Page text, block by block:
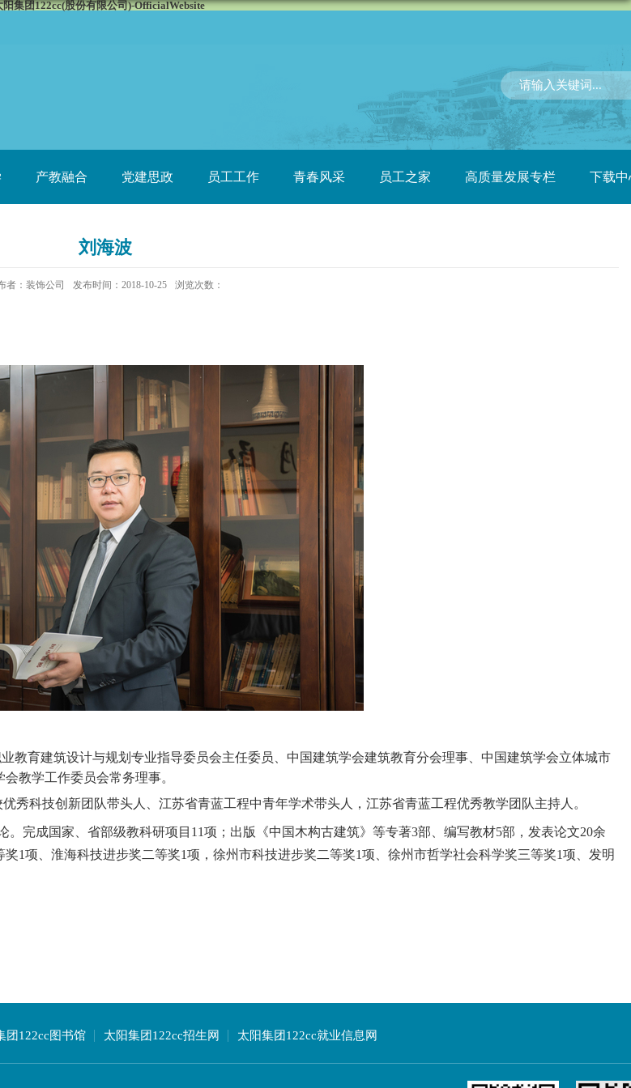
阳集团122cc(股份有限公司)-OfficialWebsite
产教融合 党建思政 员工工作 青春风采 员工之家 高质量发展专栏 下载中
刘海波
者：装饰公司 发布时间：2018-10-25 浏览次数：
教育建筑设计与规划专业指导委员会主任委员、中国建筑学会建筑教育分会理事、中国建筑学会立体城市
教学工作委员会常务理事。
秀科技创新团队带头人、江苏省青蓝工程中青年学术带头人，江苏省青蓝工程优秀教学团队主持人。
完成国家、省部级教科研项目11项；出版《中国木构古建筑》等专著3部、编写教材5部，发表论文20余
1项、淮海科技进步奖二等奖1项，徐州市科技进步奖二等奖1项、徐州市哲学社会科学奖三等奖1项、发明
团122cc图书馆 太阳集团122cc招生网 太阳集团122cc就业信息网